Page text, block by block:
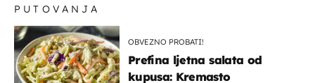
PUTOVANJA
OBVEZNO PROBATI!
Prefina ljetna salata od
kupusa: Kremasto